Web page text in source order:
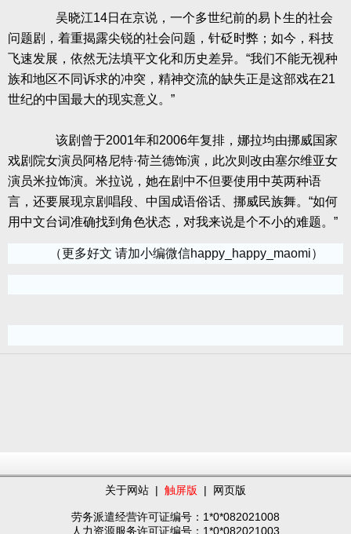
吴晓江14日在京说，一个多世纪前的易卜生的社会
问题剧，着重揭露尖锐的社会问题，针砭时弊；如今，科技
飞速发展，依然无法填平文化和历史差异。“我们不能无视种
族和地区不同诉求的冲突，精神交流的缺失正是这部戏在21
世纪的中国最大的现实意义。”
该剧曾于2001年和2006年复排，娜拉均由挪威国家
戏剧院女演员阿格尼特·荷兰德饰演，此次则改由塞尔维亚女
演员米拉饰演。米拉说，她在剧中不但要使用中英两种语
言，还要展现京剧唱段、中国成语俗话、挪威民族舞。“如何
用中文台词准确找到角色状态，对我来说是个不小的难题。”
（更多好文 请加小编微信happy_happy_maomi）
关于网站 | 触屏版 | 网页版
劳务派遣经营许可证编号：1*0*082021008
人力资源服务许可证编号：1*0*082021003